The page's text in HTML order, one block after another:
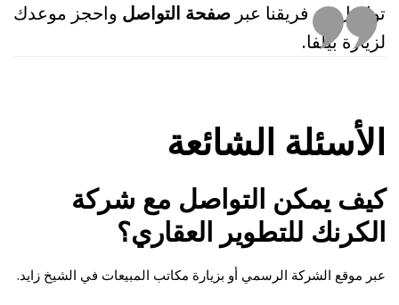
تواصل مع فريقنا عبر صفحة التواصل واحجز موعدك
لزيارة بيلفا.
الأسئلة الشائعة
كيف يمكن التواصل مع شركة
الكرنك للتطوير العقاري؟
عبر موقع الشركة الرسمي أو بزيارة مكاتب المبيعات في الشيخ زايد.